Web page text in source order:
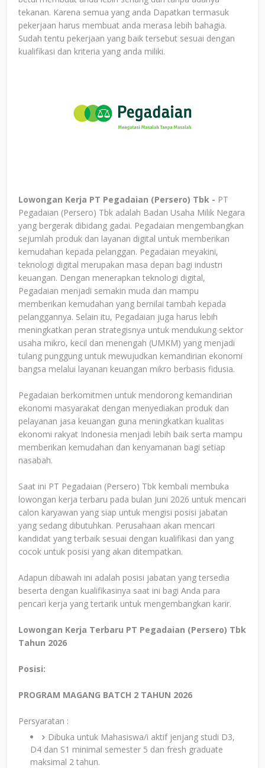
tekanan. Karena semua yang anda Dapatkan termasuk
pekerjaan harus membuat anda merasa lebih bahagia.
Sudah tentu pekerjaan yang baik tersebut sesuai dengan
kualifikasi dan kriteria yang anda miliki.
Lowongan Kerja PT Pegadaian (Persero) Tbk - PT
Pegadaian (Persero) Tbk adalah Badan Usaha Milik Negara
yang bergerak dibidang gadai. Pegadaian mengembangkan
sejumlah produk dan layanan digital untuk memberikan
kemudahan kepada pelanggan. Pegadaian meyakini,
teknologi digital merupakan masa depan bagi industri
keuangan. Dengan menerapkan teknologi digital,
Pegadaian menjadi semakin muda dan mampu
memberikan kemudahan yang bernilai tambah kepada
pelanggannya. Selain itu, Pegadaian juga harus lebih
meningkatkan peran strategisnya untuk mendukung sektor
usaha mikro, kecil dan menengah (UMKM) yang menjadi
tulang punggung untuk mewujudkan kemandirian ekonomi
bangsa melalui layanan keuangan mikro berbasis fidusia.
Pegadaian berkomitmen untuk mendorong kemandirian
ekonomi masyarakat dengan menyediakan produk dan
pelayanan jasa keuangan guna meningkatkan kualitas
ekonomi rakyat Indonesia menjadi lebih baik serta mampu
memberikan kemudahan dan kenyamanan bagi setiap
nasabah.
Saat ini PT Pegadaian (Persero) Tbk kembali membuka
lowongan kerja terbaru pada bulan Juni 2026 untuk mencari
calon karyawan yang siap untuk mengisi posisi jabatan
yang sedang dibutuhkan. Perusahaan akan mencari
kandidat yang terbaik sesuai dengan kualifikasi dan yang
cocok untuk posisi yang akan ditempatkan.
Adapun dibawah ini adalah posisi jabatan yang tersedia
beserta dengan kualifikasinya saat ini bagi Anda para
pencari kerja yang tertarik untuk mengembangkan karir.
Lowongan Kerja Terbaru PT Pegadaian (Persero) Tbk
Tahun 2026
Posisi:
PROGRAM MAGANG BATCH 2 TAHUN 2026
Persyaratan :
Dibuka untuk Mahasiswa/i aktif jenjang studi D3,
D4 dan S1 minimal semester 5 dan fresh graduate
maksimal 2 tahun.